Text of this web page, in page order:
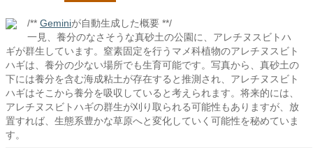
/** Geminiが自動生成した概要 **/
一見、養分のなさそうな真砂土の公園に、アレチヌスビトハ
ギが群生しています。窒素固定を行うマメ科植物のアレチヌスビト
ハギは、養分の少ない場所でも生育可能です。写真から、真砂土の
下には養分を含む海成粘土が存在すると推測され、アレチヌスビト
ハギはそこから養分を吸収していると考えられます。将来的には、
アレチヌスビトハギの群生が刈り取られる可能性もありますが、放
置すれば、生態系豊かな草原へと変化していく可能性を秘めていま
す。